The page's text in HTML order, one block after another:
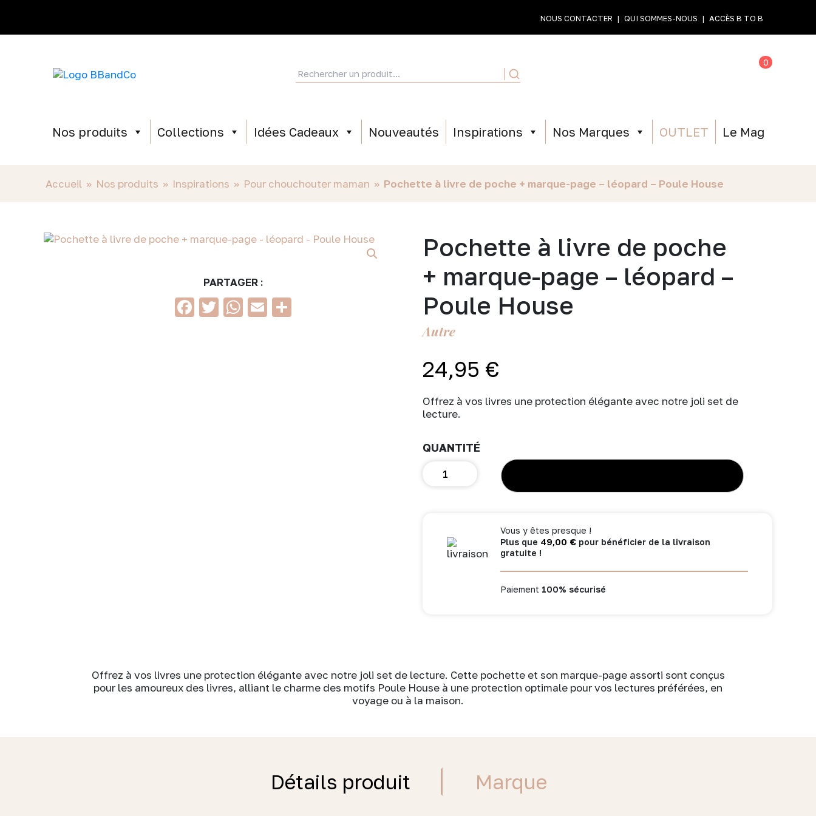
NOUS CONTACTER QUI SOMMES-NOUS ACCÈS B TO B
0
Nos produits Collections Idées Cadeaux Nouveautés Inspirations Nos Marques OUTLET Le Mag
Accueil » Nos produits » Inspirations » Pour chouchouter maman » Pochette à livre de poche + marque-page – léopard – Poule House
Pochette à livre de poche
+ marque-page – léopard –
Poule House
Autre
24,95 €
Offrez à vos livres une protection élégante avec notre joli set de
lecture.
poche
Vous y êtes presque !
Plus que 49,00 €pour bénéficier de la livraison
gratuite !
Paiement 100% sécurisé
PARTAGER :
Facebook
Twitter
WhatsApp
Email
Offrez à vos livres une protection élégante avec notre joli set de lecture. Cette pochette et son marque-page assorti sont conçus
pour les amoureux des livres, alliant le charme des motifs Poule House à une protection optimale pour vos lectures préférées, en
voyage ou à la maison.
Détails produit Marque